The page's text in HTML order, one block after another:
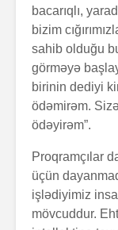
bacarıqlı,
bizim
sahib olduğu
görməyə
birinin dediyi
ödəmirəm.
ödəyirəm”.
Proqramçılar
üçün
işlədiyimiz
mövcuddur.